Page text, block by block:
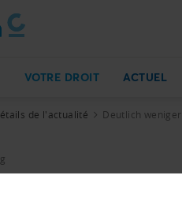
VOTRE DROIT ACTUEL
de l'actualité Deutlich
Betreibungen